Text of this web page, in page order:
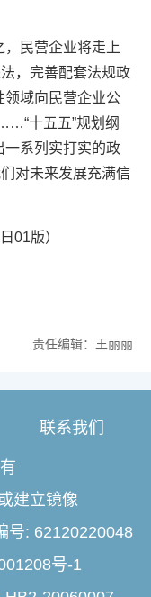
民营企业将走上
，完善配套法规政
领域向民营企业公
十五五”规划纲
一系列实打实的政
对未来发展充满信
01版）
责任编辑：王丽丽
联系我们
有
建立镜像
号: 62120220048
号-1